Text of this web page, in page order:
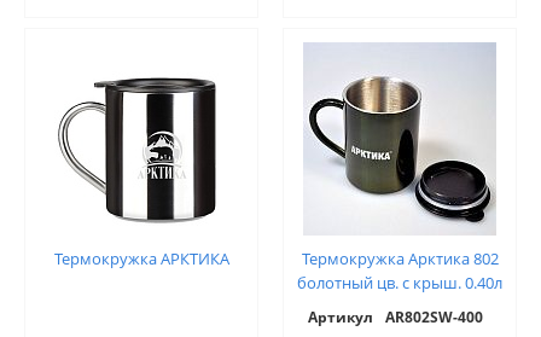
Термокружка АРКТИКА
Термокружка Арктика 802
болотный цв. с крыш. 0.40л
Артикул AR802SW-400